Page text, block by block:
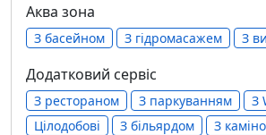
Аква зона
З басейном З гідромасажем З
Додатковий сервіс
З рестораном З паркуванням
З
Цілодобові
З більярдом З